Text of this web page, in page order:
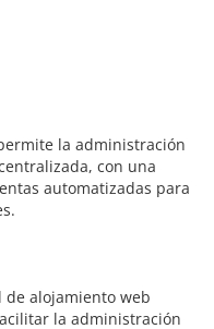
la administración
con una
automatizadas para
alojamiento web
la administración